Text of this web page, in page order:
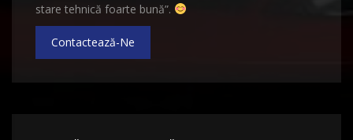
stare tehnică foarte bună”.
Contactează-Ne